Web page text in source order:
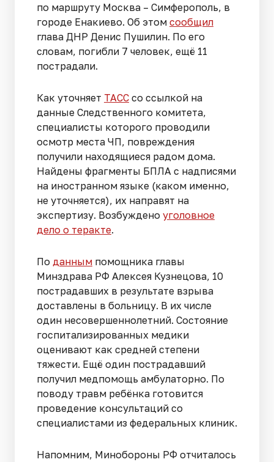
по маршруту Москва – Симферополь, в
городе Енакиево. Об этом сообщил
глава ДНР Денис Пушилин. По его
словам, погибли 7 человек, ещё 11
пострадали.
Как уточняет ТАСС со ссылкой на
данные Следственного комитета,
специалисты которого проводили
осмотр места ЧП, повреждения
получили находящиеся радом дома.
Найдены фрагменты БПЛА с надписями
на иностранном языке (каком именно,
не уточняется), их направят на
экспертизу. Возбуждено уголовное
дело о теракте.
По данным помощника главы
Минздрава РФ Алексея Кузнецова, 10
пострадавших в результате взрыва
доставлены в больницу. В их числе
один несовершеннолетний. Состояние
госпитализированных медики
оценивают как средней степени
тяжести. Ещё один пострадавший
получил медпомощь амбулаторно. По
поводу травм ребёнка готовится
проведение консультаций со
специалистами из федеральных клиник.
Напомним, Минобороны РФ отчиталось